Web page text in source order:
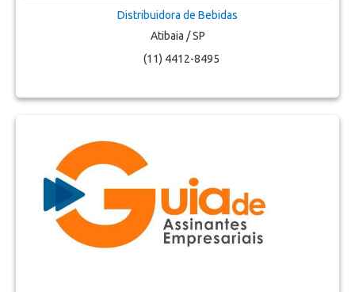
Distribuidora de Bebidas
Atibaia / SP
(11) 4412-8495